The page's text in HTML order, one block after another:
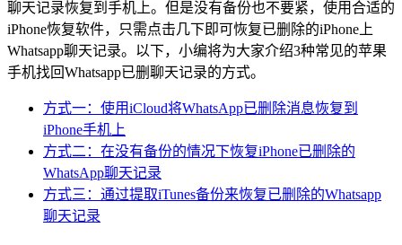
聊天记录恢复到手机上。但是没有备份也不要紧，使用合适的
iPhone恢复软件，只需点击几下即可恢复已删除的iPhone上
Whatsapp聊天记录。以下，小编将为大家介绍3种常见的苹果
手机找回Whatsapp已删聊天记录的方式。
方式一：使用iCloud将WhatsApp已删除消息恢复到
iPhone手机上
方式二：在没有备份的情况下恢复iPhone已删除的
WhatsApp聊天记录
方式三：通过提取iTunes备份来恢复已删除的Whatsapp
聊天记录